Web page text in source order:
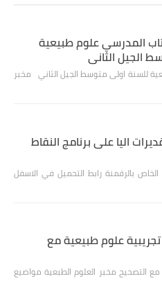
المدرسي علوم طبيعية
الجيل الثاني
للسنة اولى متوسط الجيل الثاني مخبر
اليا على برنامج النقاط
الخاص بالرقمنة رابط التحميل في الاسفل
تجريبية علوم طبيعية مع
التصحيح مخبر العلوم الطبعية مواضيع